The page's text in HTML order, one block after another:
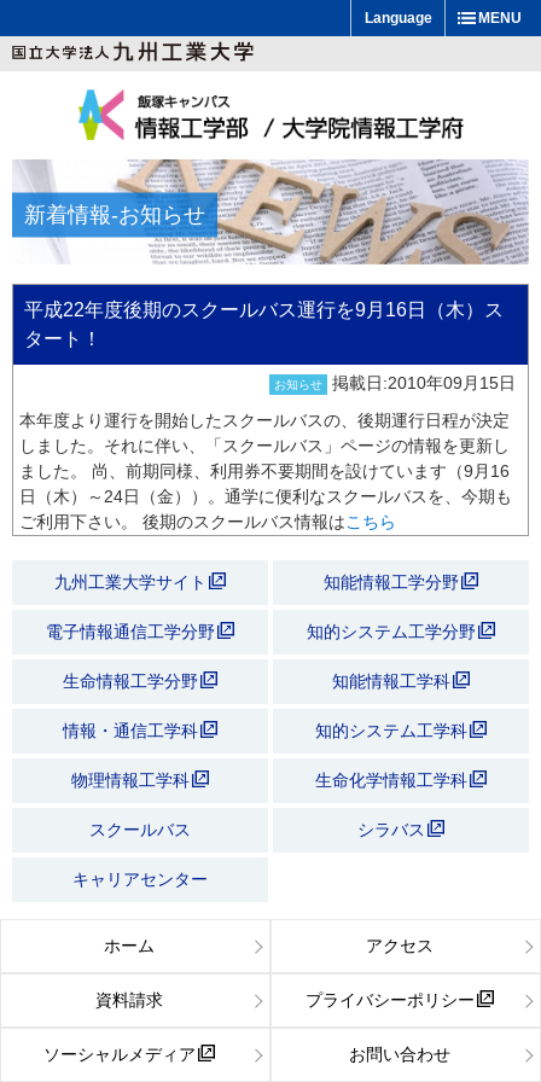
MENU
Language
新着情報-お知らせ
平成22年度後期のスクールバス運行を9月16日（木）ス
タート！
お知らせ
掲載日:2010年09月15日
本年度より運行を開始したスクールバスの、後期運行日程が決定
しました。それに伴い、「スクールバス」ページの情報を更新し
ました。 尚、前期同様、利用券不要期間を設けています（9月16
日（木）～24日（金））。通学に便利なスクールバスを、今期も
ご利用下さい。 後期のスクールバス情報はこちら
九州工業大学サイト 知能情報工学分野
電子情報通信工学分野 知的システム工学分野
生命情報工学分野 知能情報工学科
情報・通信工学科 知的システム工学科
物理情報工学科 生命化学情報工学科
スクールバス シラバス
キャリアセンター
ホーム アクセス
資料請求 プライバシーポリシー
ソーシャルメディア お問い合わせ